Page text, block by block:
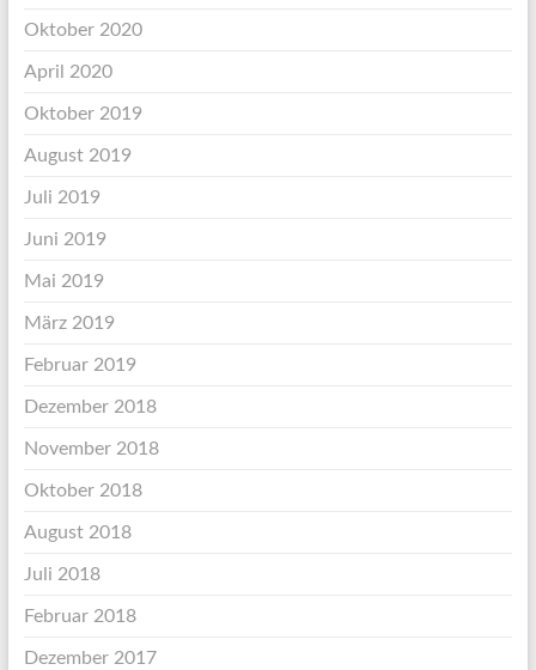
Oktober 2020
April 2020
Oktober 2019
August 2019
Juli 2019
Juni 2019
Mai 2019
März 2019
Februar 2019
Dezember 2018
November 2018
Oktober 2018
August 2018
Juli 2018
Februar 2018
Dezember 2017